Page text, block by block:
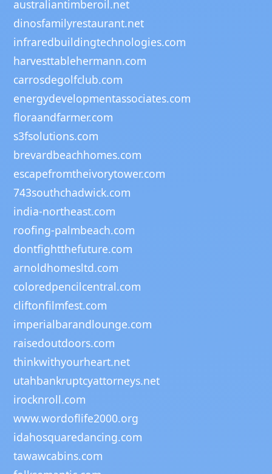
australiantimberoil.net
dinosfamilyrestaurant.net
infraredbuildingtechnologies.com
harvesttablehermann.com
carrosdegolfclub.com
energydevelopmentassociates.com
floraandfarmer.com
s3fsolutions.com
brevardbeachhomes.com
escapefromtheivorytower.com
743southchadwick.com
india-northeast.com
roofing-palmbeach.com
dontfightthefuture.com
arnoldhomesltd.com
coloredpencilcentral.com
cliftonfilmfest.com
imperialbarandlounge.com
raisedoutdoors.com
thinkwithyourheart.net
utahbankruptcyattorneys.net
irocknroll.com
www.wordoflife2000.org
idahosquaredancing.com
tawawcabins.com